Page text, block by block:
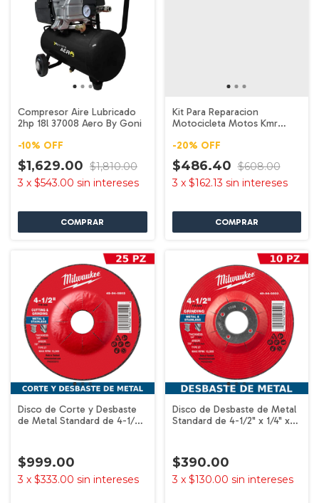
Compresor Aire Lubricado
2hp 18l 37008 Aero By Goni
-10% OFF
$1,629.00 $1,810.00
3 x $543.00 sin intereses
Kit Para Reparacion
Motocicleta Motos Kmr
-20% OFF
$486.40 $608.00
3 x $162.13 sin intereses
Disco de Corte y Desbaste
de Metal Standard de 4-1/2"
0803
$999.00
3 x $333.00 sin intereses
Disco de Desbaste de Metal
Standard de 4-1/2" x 1/4" x
$390.00
3 x $130.00 sin intereses